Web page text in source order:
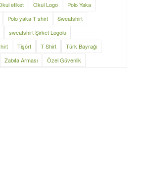
etiket Okul Logo
Polo Yaka
Polo yaka T shirt
Sweatshirt
sweatshirt Şirket Logolu
Tişört T Shirt
Türk Bayrağı
Zabıta Arması Özel Güvenlik